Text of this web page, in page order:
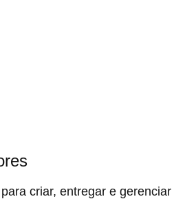
criar, entregar e gerenciar